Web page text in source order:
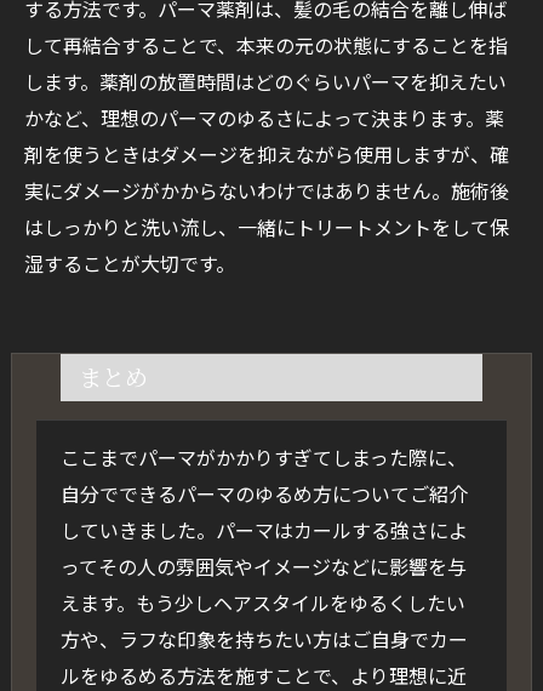
する方法です。パーマ薬剤は、髪の毛の結合を離し伸ば
して再結合することで、本来の元の状態にすることを指
します。薬剤の放置時間はどのぐらいパーマを抑えたい
かなど、理想のパーマのゆるさによって決まります。薬
剤を使うときはダメージを抑えながら使用しますが、確
実にダメージがかからないわけではありません。施術後
はしっかりと洗い流し、一緒にトリートメントをして保
湿することが大切です。
まとめ
ここまでパーマがかかりすぎてしまった際に、
自分でできるパーマのゆるめ方についてご紹介
していきました。パーマはカールする強さによ
ってその人の雰囲気やイメージなどに影響を与
えます。もう少しヘアスタイルをゆるくしたい
方や、ラフな印象を持ちたい方はご自身でカー
ルをゆるめる方法を施すことで、より理想に近